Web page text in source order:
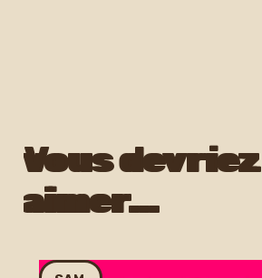
Vous devriez
aimer…